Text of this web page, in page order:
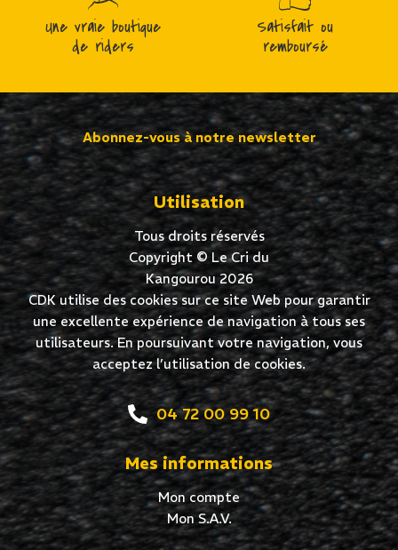
Une vraie boutique
de riders
Satisfait ou
remboursé
Abonnez-vous à notre newsletter
Utilisation
Tous droits réservés
Copyright © Le Cri du
Kangourou 2026
CDK utilise des cookies sur ce site Web pour garantir
une excellente expérience de navigation à tous ses
utilisateurs. En poursuivant votre navigation, vous
acceptez l’utilisation de cookies.
04 72 00 99 10
Mes informations
Mon compte
Mon S.A.V.